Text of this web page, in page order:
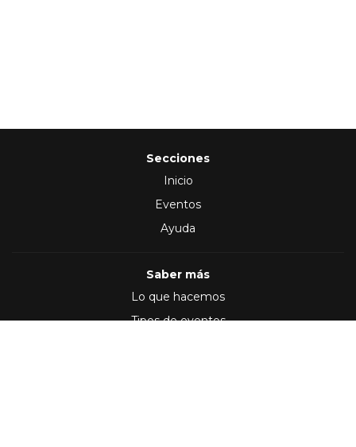
Secciones
Inicio
Eventos
Ayuda
Saber más
Lo que hacemos
Tipos de eventos